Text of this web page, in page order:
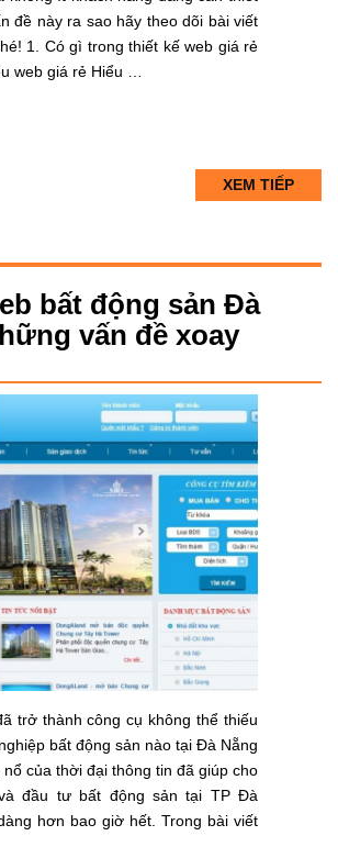
đề này ra sao hãy theo dõi bài viết
1. Có gì trong thiết kế web giá rẻ
web giá rẻ Hiểu …
XEM TIẾP
bất động sản Đà
vấn đề xoay
trở thành công cụ không thể thiếu
bất động sản nào tại Đà Nẵng
nổ của thời đại thông tin đã giúp cho
đầu tư bất động sản tại TP Đà
hơn bao giờ hết. Trong bài viết